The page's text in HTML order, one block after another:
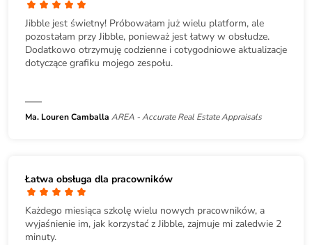
Jibble jest świetny! Próbowałam już wielu platform, ale
pozostałam przy Jibble, ponieważ jest łatwy w obsłudze.
Dodatkowo otrzymuję codzienne i cotygodniowe aktualizacje
dotyczące grafiku mojego zespołu.
Ma. Louren Camballa AREA - Accurate Real Estate Appraisals
Łatwa obsługa dla pracowników
Każdego miesiąca szkolę wielu nowych pracowników, a
wyjaśnienie im, jak korzystać z Jibble, zajmuje mi zaledwie 2
minuty.